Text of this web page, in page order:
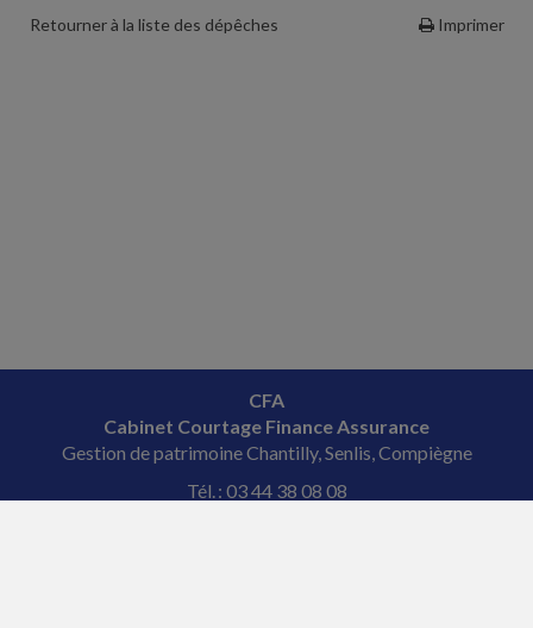
Retourner à la liste des dépêches Imprimer
CFA
Cabinet Courtage Finance Assurance
Gestion de patrimoine Chantilly, Senlis, Compiègne
Tél. : 03 44 38 08 08